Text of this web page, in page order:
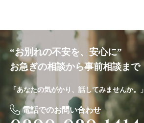
“お別れの不安を、安心に”
お急ぎの相談から事前相談まで
「あなたの気がかり、話してみませんか。」
電話でのお問い合わせ